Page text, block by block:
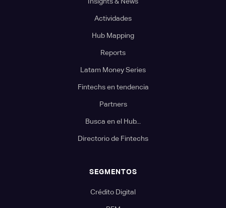
Actividades
Hub Mapping
Reports
Latam Money Series
Fintechs en tendencia
Partners
Busca en el Hub...
Directorio de Fintechs
SEGMENTOS
Crédito Digital